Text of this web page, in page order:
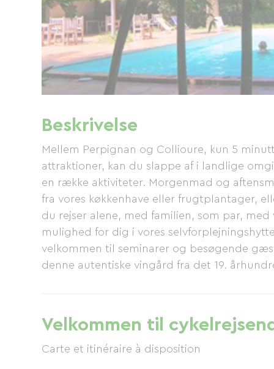
Beskrivelse
Mellem Perpignan og Collioure, kun 5
attraktioner, kan du slappe af i landlige
en række aktiviteter. Morgenmad og
fra vores køkkenhave eller frugtplantager,
du rejser alene, med familien, som par,
mulighed for dig i vores
velkommen til seminarer og besøgende
denne autentiske vingård fra det 19.
Velkommen til
Carte et itinéraire à disposition